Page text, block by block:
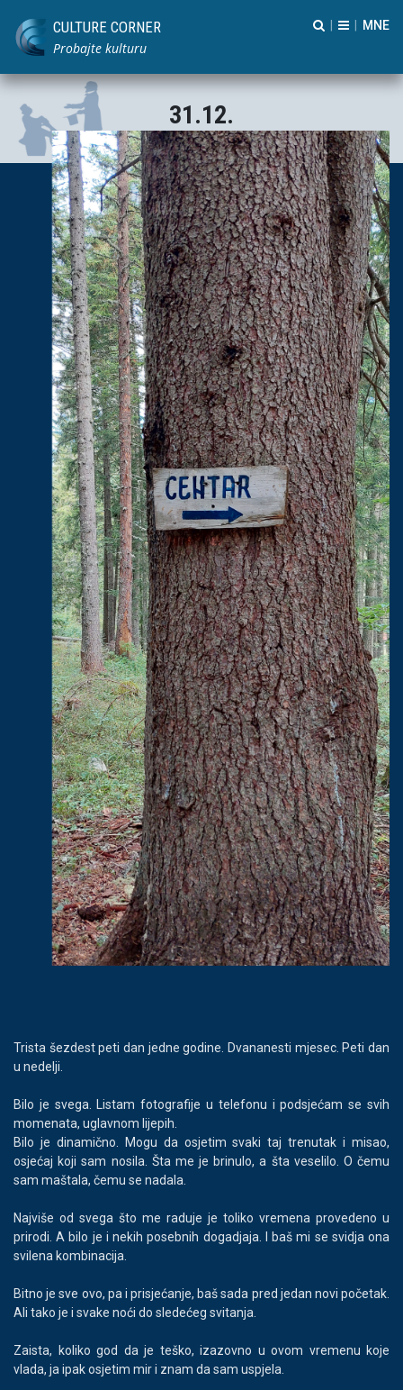
CULTURE CORNER
Probajte kulturu
31.12.
Trista šezdest peti dan jedne godine. Dvananesti mjesec. Peti dan
u nedelji.
Bilo je svega. Listam fotografije u telefonu i podsjećam se svih
momenata, uglavnom lijepih.
Bilo je dinamično. Mogu da osjetim svaki taj trenutak i misao,
osjećaj koji sam nosila. Šta me je brinulo, a šta veselilo. O čemu
sam maštala, čemu se nadala.
Najviše od svega što me raduje je toliko vremena provedeno u
prirodi. A bilo je i nekih posebnih dogadjaja. I baš mi se svidja ona
svilena kombinacija.
Bitno je sve ovo, pa i prisjećanje, baš sada pred jedan novi početak.
Ali tako je i svake noći do sledećeg svitanja.
Zaista, koliko god da je teško, izazovno u ovom vremenu koje
vlada, ja ipak osjetim mir i znam da sam uspjela.